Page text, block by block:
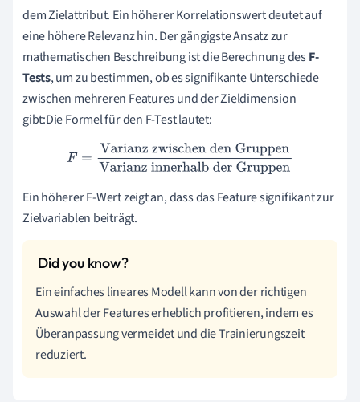
dem Zielattribut. Ein höherer Korrelationswert deutet auf
eine höhere Relevanz hin. Der gängigste Ansatz zur
mathematischen Beschreibung ist die Berechnung desF-
Tests, um zu bestimmen, ob es signifikante Unterschiede
zwischen mehreren Features und der Zieldimension
gibt:Die Formel für den F-Test lautet:
Varianz zwischen den GruppenVarianz innerhalb der
Gruppen
Ein höherer F-Wert zeigt an, dass das Feature signifikant zur
Zielvariablen beiträgt.
Ein einfaches lineares Modell kann von der richtigen
Auswahl der Features erheblich profitieren, indem es
Überanpassung vermeidet und die Trainierungszeit
reduziert.